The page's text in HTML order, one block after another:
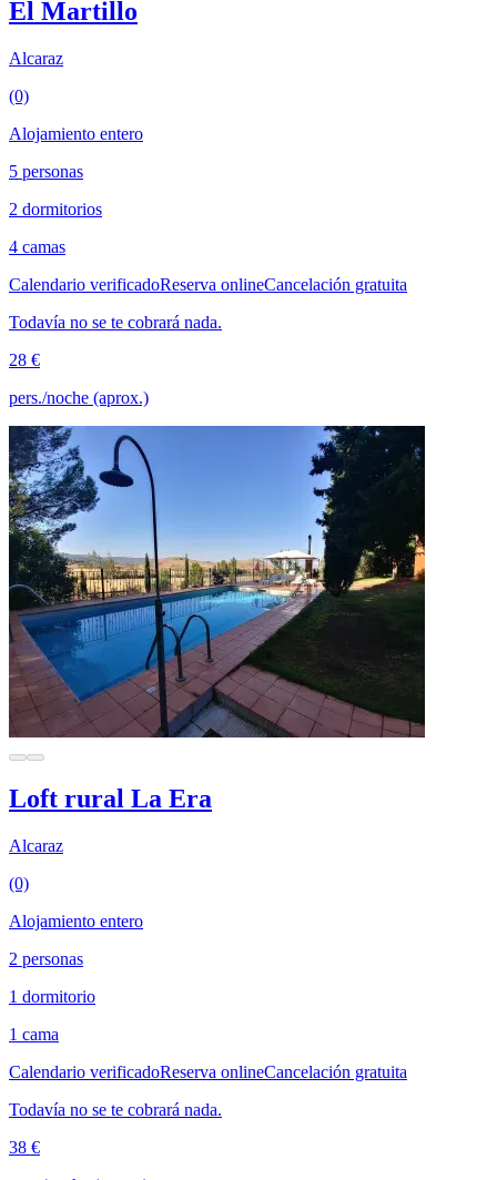
El Martillo
Alcaraz
(0)
Alojamiento entero
5 personas
2 dormitorios
4 camas
Calendario verificadoReserva onlineCancelación gratuita
Todavía no se te cobrará nada.
28 €
pers./noche (aprox.)
Loft rural La Era
Alcaraz
(0)
Alojamiento entero
2 personas
1 dormitorio
1 cama
Calendario verificadoReserva onlineCancelación gratuita
Todavía no se te cobrará nada.
38 €